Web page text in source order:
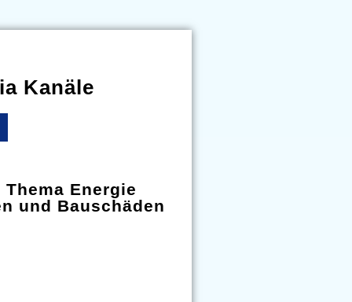
Kanäle
Energie
und Bauschäden